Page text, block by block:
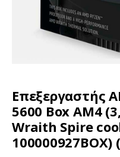
στην
αρχή
της
συλλογής
εικόνων
Επεξεργαστής
5600 Box AM4
Wraith Spire
100000927BOX)